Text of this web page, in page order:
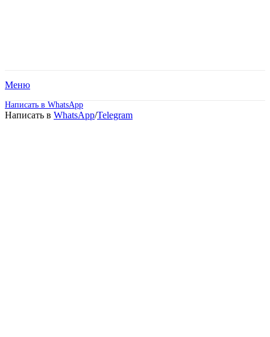
Меню
Написать в WhatsApp
Написать в WhatsApp/Telegram